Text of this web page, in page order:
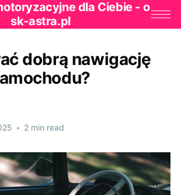
dla Ciebie - o
sk-astra.pl
dobrą nawigację
• 2 min read